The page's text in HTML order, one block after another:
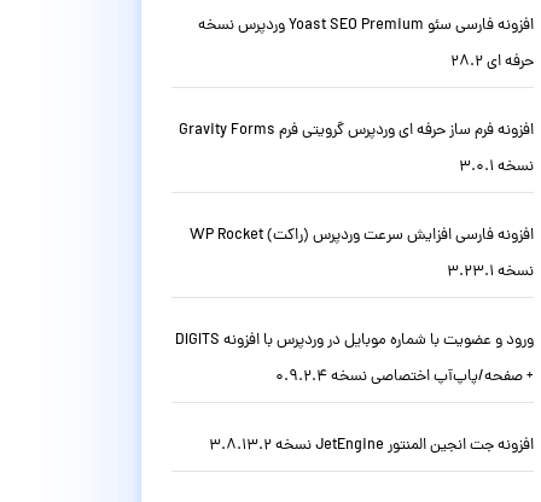
افزونه فارسی سئو Yoast SEO Premium وردپرس نسخه
حرفه ای 28.2
افزونه فرم ساز حرفه ای وردپرس گرویتی فرم Gravity Forms
نسخه 3.0.1
افزونه فارسی افزایش سرعت وردپرس (راکت) WP Rocket
نسخه 3.23.1
ورود و عضویت با شماره موبایل در وردپرس با افزونه DIGITS
+ صفحه/پاپ‌آپ اختصاصی نسخه 0.9.2.4
افزونه جت انجین المنتور JetEngine نسخه 3.8.13.2